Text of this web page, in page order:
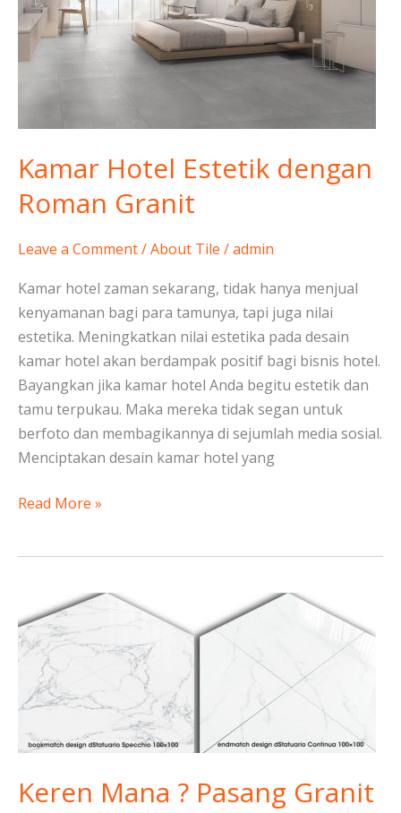
Kamar Hotel Estetik dengan
Roman Granit
Leave a Comment/About Tile /admin
Kamar hotel zaman sekarang, tidak hanya menjual
kenyamanan bagi para tamunya, tapi juga nilai
estetika. Meningkatkan nilai estetika pada desain
kamar hotel akan berdampak positif bagi bisnis hotel.
Bayangkan jika kamar hotel Anda begitu estetik dan
tamu terpukau. Maka mereka tidak segan untuk
berfoto dan membagikannya di sejumlah media sosial.
Menciptakan desain kamar hotel yang
dengan
Roman
Granit
Read More »
Keren Mana ? Pasang Granit
Keren
Mana
?
Pasang
Granit
atau
￼